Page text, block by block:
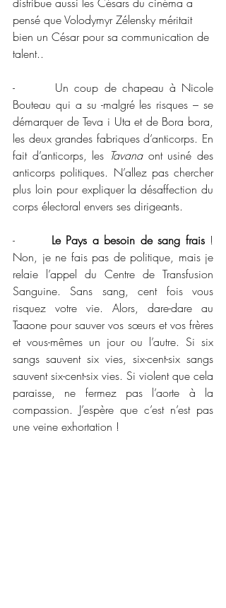
pensé que Volodymyr Zélensky méritait
bien un César pour sa communication de
talent..
-       Un coup de chapeau à Nicole
Bouteau qui a su -malgré les risques – se
démarquer de Teva i Uta et de Bora bora,
les deux grandes fabriques d’anticorps. En
fait d’anticorps, les Tavana ont usiné des
anticorps politiques. N’allez pas chercher
plus loin pour expliquer la désaffection du
corps électoral envers ses dirigeants.
- Le Pays a besoin de sang frais !
Non, je ne fais pas de politique, mais je
relaie l’appel du Centre de Transfusion
Sanguine. Sans sang, cent fois vous
risquez votre vie. Alors, dare-dare au
Taaone pour sauver vos sœurs et vos frères
et vous-mêmes un jour ou l’autre. Si six
sangs sauvent six vies, six-cent-six sangs
sauvent six-cent-six vies. Si violent que cela
paraisse, ne fermez pas l’aorte à la
compassion. J’espère que c’est n’est pas
une veine exhortation !